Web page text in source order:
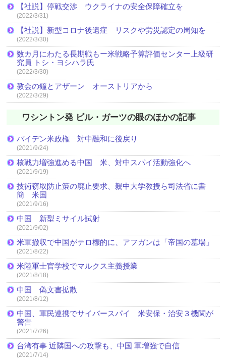
【社説】停戦交渉 ウクライナの安全保障確立を
(2022/3/31)
【社説】新型コロナ後遺症 リスクや労災認定の周知を
(2022/3/30)
数カ月にわたる長期戦もー米戦略予算評価センター上級研
究員 トシ・ヨシハラ氏
(2022/3/30)
教会の鐘とアザーン オーストリアから
(2022/3/29)
ワシントン発 ビル・ガーツの眼のほかの記事
バイデン米政権 対中融和に後戻り
(2021/9/24)
核戦力増強進める中国 米、対中スパイ活動強化へ
(2021/9/19)
技術窃取防止策の廃止要求、親中大学教授ら司法省に書
簡 米国
(2021/9/16)
中国 新型ミサイル試射
(2021/9/02)
米軍撤収で中国がテロ標的に、アフガンは「帝国の墓場」
(2021/8/22)
米陸軍士官学校でマルクス主義授業
(2021/8/18)
中国 偽文書拡散
(2021/8/12)
中国、軍民連携でサイバースパイ 米安保・治安３機関が
警告
(2021/7/26)
台湾有事 近隣国への攻撃も、中国 軍増強で自信
(2021/7/14)